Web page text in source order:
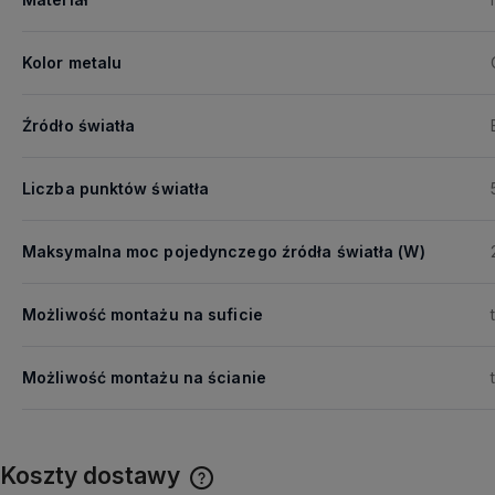
Kolor metalu
Źródło światła
Liczba punktów światła
Maksymalna moc pojedynczego źródła światła (W)
Możliwość montażu na suficie
Możliwość montażu na ścianie
Koszty dostawy